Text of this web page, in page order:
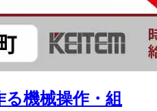
る機械操作・組